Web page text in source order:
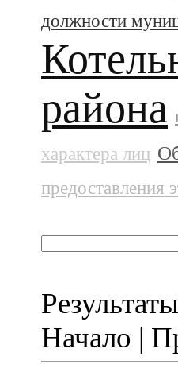
должности
района
характера лиц
предоставления
Начало |